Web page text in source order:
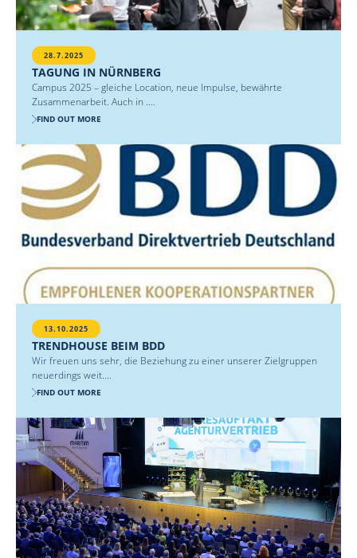
28.7.2025
TAGUNG IN NÜRNBERG
Campus 2025 – gleiche Location, neue Impulse, bewährte
Zusammenarbeit. Auch in ....
FIND OUT MORE
13.10.2025
TRENDHOUSE BEIM BDD
Wir freuen uns sehr, die Beziehung zu einer unserer Zielgruppen
neuerdings weit....
FIND OUT MORE